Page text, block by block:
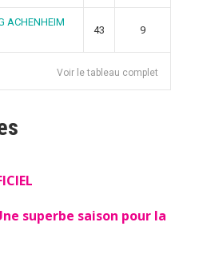
ACHENHEIM
43 9
Voir le tableau complet
superbe saison pour la